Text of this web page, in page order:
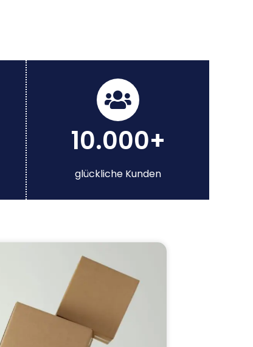
10.000+
glückliche Kunden